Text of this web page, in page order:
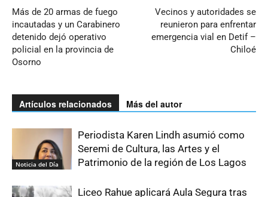
Más de 20 armas de fuego
incautadas y un Carabinero
detenido dejó operativo
policial en la provincia de
Osorno
Vecinos y autoridades se
reunieron para enfrentar
emergencia vial en Detif –
Chiloé
Artículos relacionados Más del autor
Noticia del Día
Periodista Karen Lindh asumió como
Seremi de Cultura, las Artes y el
Patrimonio de la región de Los Lagos
Liceo Rahue aplicará Aula Segura tras